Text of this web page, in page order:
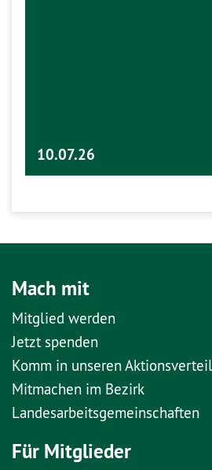
10.07.26
Mach mit
Mitglied werden
Jetzt spenden
Komm in unseren
Mitmachen im Bezirk
Landesarbeitsgemeinschaften
Für Mitglieder